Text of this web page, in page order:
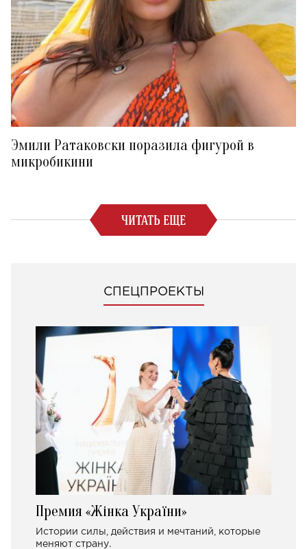
Эмили Ратаковски поразила фигурой в
микробикини
ЧИТАТЬ ЕЩЕ
СПЕЦПРОЕКТЫ
Премия «Жінка України»
Истории силы, действия и мечтаний, которые
меняют страну.